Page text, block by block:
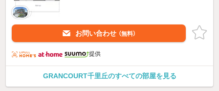
お問い合わせ （無料）
提供
GRANCOURT千里丘のすべての部屋を見る